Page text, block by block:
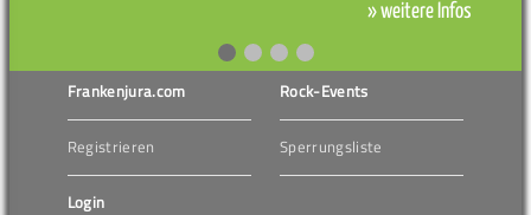
» weitere Infos
Frankenjura.com
Registrieren
Login
Rock-Events
Sperrungsliste